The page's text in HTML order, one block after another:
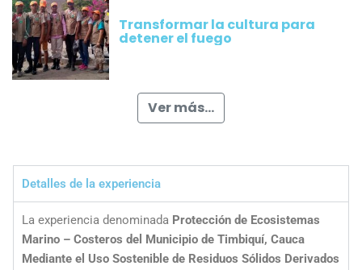
Transformar la cultura para
detener el fuego
Ver más...
Detalles de la experiencia
La experiencia denominada Protección de Ecosistemas
Marino – Costeros del Municipio de Timbiquí, Cauca
Mediante el Uso Sostenible de Residuos Sólidos Derivados